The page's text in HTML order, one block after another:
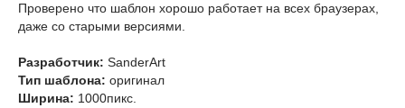
Проверено что шаблон хорошо работает на всех браузерах,
даже со старыми версиями.
Разработчик: SanderArt
Тип шаблона: оригинал
Ширина: 1000пикс.